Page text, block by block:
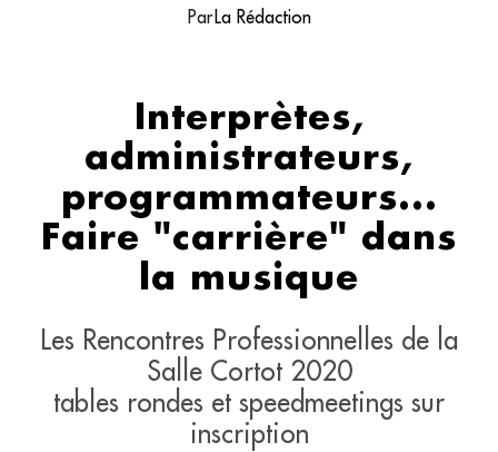
Par La Rédaction
Interprètes,
administrateurs,
programmateurs...
Faire "carrière" dans
la musique
Les Rencontres Professionnelles de la
Salle Cortot 2020
tables rondes et speedmeetings sur
inscription